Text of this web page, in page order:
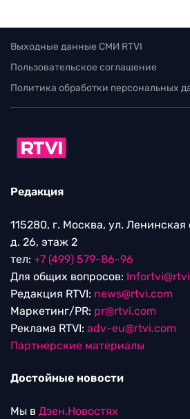
Выходные данные СМИ RTVI
Пользовательское соглашение
Политика обработки персональных
Редакция
115280, г. Москва, ул. Ленинская
д. 26, этаж 2
тел: +7 (499) 579-86-96
Для общих вопросов:
Редакция RTVI: news@rtvi.com
Маркетинг/PR: pr@rtvi.com
Реклама RTVI: adv-eu@rtvi.com
Партнерские материалы
Достойные новости
Мы в Дзен.Новостях